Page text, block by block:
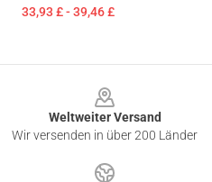
33,93 £ - 39,46 £
Weltweiter Versand
Wir versenden in über 200 Länder